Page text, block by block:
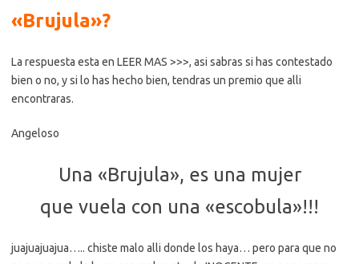
«Brujula»?
La respuesta esta en LEER MAS >>>, asi sabras si has contestado
bien o no, y si lo has hecho bien, tendras un premio que alli
encontraras.
Angeloso
Una «Brujula», es una mujer
que vuela con una «escobula»!!!
juajuajuajua….. chiste malo alli donde los haya… pero para que no